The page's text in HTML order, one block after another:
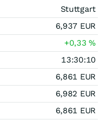
Stuttgart
6,937 EUR
+0,33%
13:30:10
6,861 EUR
6,982 EUR
6,861 EUR